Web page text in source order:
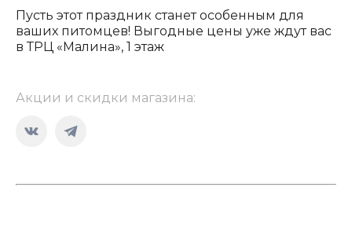
Пусть этот праздник станет особенным для
ваших питомцев! Выгодные цены уже ждут вас
в ТРЦ «Малина», 1 этаж
Акции и скидки магазина:
Страница
открывается
Страница
открывается